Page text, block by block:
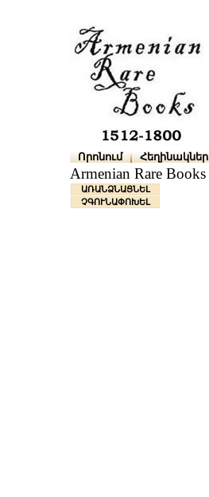
Որոնում Հեղինակներ
Armenian Rare Books
ԱՌԱՆՁՆԱՑՆԵԼ
ՉԳՈՒՆԱՓՈԽԵԼ